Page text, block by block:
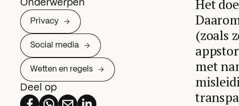
Het
(zoals
met
Onderwerpen
Privacy
Social media
Wetten en regels
Deel op